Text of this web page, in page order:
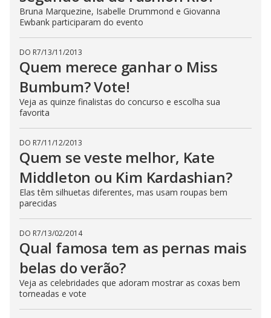
Bruna Marquezine, Isabelle Drummond e Giovanna
Ewbank participaram do evento
DO R7/13/11/2013
Quem merece ganhar o Miss
Bumbum? Vote!
Veja as quinze finalistas do concurso e escolha sua
favorita
DO R7/11/12/2013
Quem se veste melhor, Kate
Middleton ou Kim Kardashian?
Elas têm silhuetas diferentes, mas usam roupas bem
parecidas
DO R7/13/02/2014
Qual famosa tem as pernas mais
belas do verão?
Veja as celebridades que adoram mostrar as coxas bem
torneadas e vote